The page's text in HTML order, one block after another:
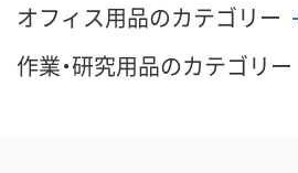
オフィス用品のカテゴリー
作業・研究用品のカテゴリー